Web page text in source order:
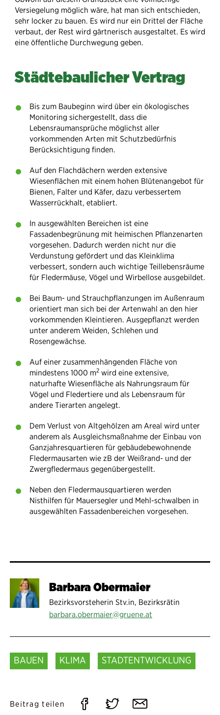
Versiegelung möglich wäre, hat man sich entschieden,
sehr locker zu bauen. Es wird nur ein Drittel der Fläche
verbaut, der Rest wird gärtnerisch ausgestaltet. Es wird
eine öffentliche Durchwegung geben.
Städtebaulicher Vertrag
Bis zum Baubeginn wird über ein ökologisches
Monitoring sichergestellt, dass die
Lebensraumansprüche möglichst aller
vorkommenden Arten mit Schutzbedürfnis
Berücksichtigung finden.
Auf den Flachdächern werden extensive
Wiesenflächen mit einem hohen Blütenangebot für
Bienen, Falter und Käfer, dazu verbessertem
Wasserrückhalt, etabliert.
In ausgewählten Bereichen ist eine
Fassadenbegrünung mit heimischen Pflanzenarten
vorgesehen. Dadurch werden nicht nur die
Verdunstung gefördert und das Kleinklima
verbessert, sondern auch wichtige Teillebensräume
für Fledermäuse, Vögel und Wirbellose ausgebildet.
Bei Baum- und Strauchpflanzungen im Außenraum
orientiert man sich bei der Artenwahl an den hier
vorkommenden Kleintieren. Ausgepflanzt werden
unter anderem Weiden, Schlehen und
Rosengewächse.
Auf einer zusammenhängenden Fläche von
mindestens 1000 m2 wird eine extensive,
naturhafte Wiesenfläche als Nahrungsraum für
Vögel und Fledertiere und als Lebensraum für
andere Tierarten angelegt.
Dem Verlust von Altgehölzen am Areal wird unter
anderem als Ausgleichsmaßnahme der Einbau von
Ganzjahresquartieren für gebäudebewohnende
Fledermausarten wie zB der Weißrand- und der
Zwergfledermaus gegenübergestellt.
Neben den Fledermausquartieren werden
Nisthilfen für Mauersegler und Mehl-schwalben in
ausgewählten Fassadenbereichen vorgesehen.
Barbara Obermaier
Bezirksvorsteherin Stv.in, Bezirksrätin
barbara.obermaier@gruene.at
BAUEN KLIMA STADTENTWICKLUNG
Beitrag teilen
Auf Auf Per